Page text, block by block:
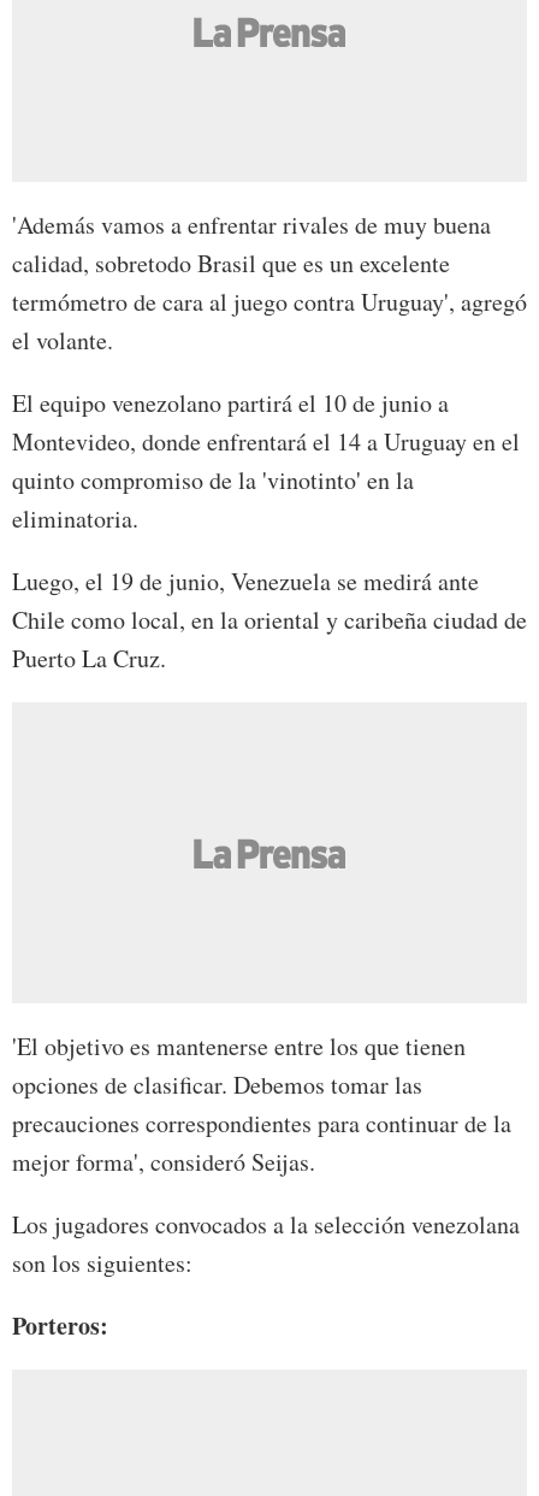
'Además vamos a enfrentar rivales de muy buena
calidad, sobretodo Brasil que es un excelente
termómetro de cara al juego contra Uruguay', agregó
el volante.
El equipo venezolano partirá el 10 de junio a
Montevideo, donde enfrentará el 14 a Uruguay en el
quinto compromiso de la 'vinotinto' en la
eliminatoria.
Luego, el 19 de junio, Venezuela se medirá ante
Chile como local, en la oriental y caribeña ciudad de
Puerto La Cruz.
'El objetivo es mantenerse entre los que tienen
opciones de clasificar. Debemos tomar las
precauciones correspondientes para continuar de la
mejor forma', consideró Seijas.
Los jugadores convocados a la selección venezolana
son los siguientes:
Porteros: